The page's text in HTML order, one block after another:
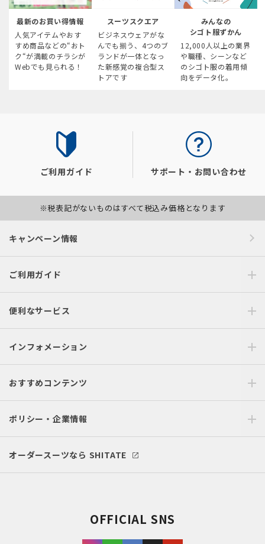
最新のお買い得情報
人気アイテムやおす
すめ商品などの“おト
ク“が満載のチラシが
Webでも見られる！
スーツスクエア
ビジネスウェアがな
んでも揃う、4つのブ
ランドが一体となっ
た新感覚の複合型ス
トアです
みんなの
シゴト服ずかん
12,000人以上の業界
や職種、シーンなど
のシゴト服の着用傾
向をデータ化。
ご利用ガイド サポート・お問い合わせ
※税表記がないものはすべて税込み価格となります
キャンペーン情報
ご利用ガイド
便利なサービス
インフォメーション
おすすめコンテンツ
ポリシー・企業情報
オーダースーツなら SHITATE
OFFICIAL SNS